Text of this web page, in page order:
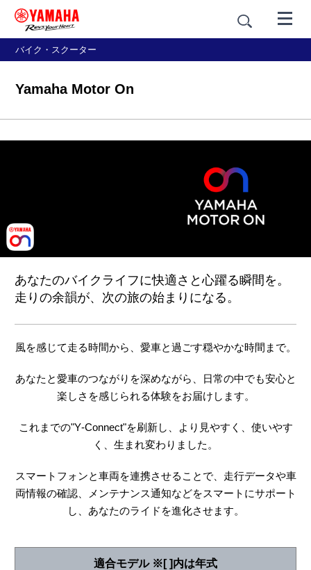
バイク・スクーター
Yamaha Motor On
あなたのバイクライフに快適さと心躍る瞬間を。
走りの余韻が、次の旅の始まりになる。
風を感じて走る時間から、愛車と過ごす穏やかな時間まで。
あなたと愛車のつながりを深めながら、日常の中でも安心と
楽しさを感じられる体験をお届けします。
これまでの"Y‑Connect"を刷新し、より見やすく、使いやす
く、生まれ変わりました。
スマートフォンと車両を連携させることで、走行データや車
両情報の確認、メンテナンス通知などをスマートにサポート
し、あなたのライドを進化させます。
適合モデル ※[ ]内は年式